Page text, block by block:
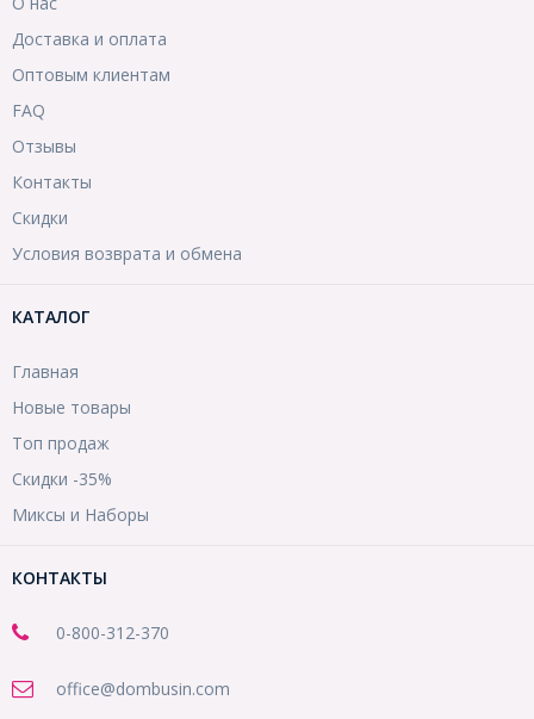
Доставка и оплата
Оптовым клиентам
FAQ
Отзывы
Контакты
Скидки
Условия возврата и обмена
КАТАЛОГ
Главная
Новые товары
Топ продаж
Скидки -35%
Миксы и Наборы
КОНТАКТЫ
0-800-312-370
office@dombusin.com